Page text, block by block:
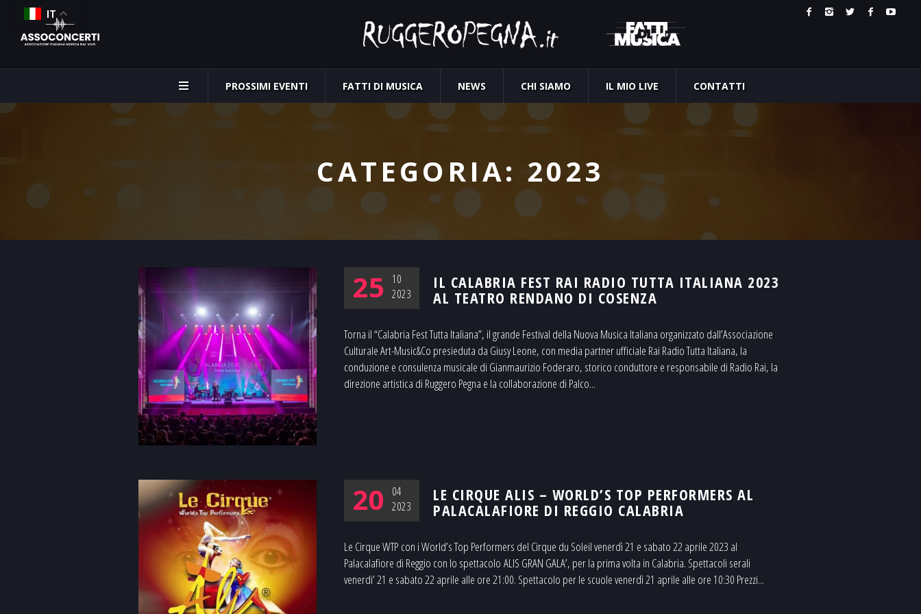
PROSSIMI EVENTI FATTI DI MUSICA NEWS CHI SIAMO IL MIO LIVE CONTATTI
CATEGORIA: 2023
25
10
2023
IL CALABRIA FEST RAI RADIO TUTTA ITALIANA 2023
AL TEATRO RENDANO DI COSENZA
Torna il “Calabria Fest Tutta Italiana”, il grande Festival della Nuova Musica Italiana organizzato dall’Associazione
Culturale Art-Music&Co presieduta da Giusy Leone, con media partner ufficiale Rai Radio Tutta Italiana, la
conduzione e consulenza musicale di Gianmaurizio Foderaro, storico conduttore e responsabile di Radio Rai, la
direzione artistica di Ruggero Pegna e la collaborazione di Palco...
20
04
2023
LE CIRQUE ALIS – WORLD’S TOP PERFORMERS AL
PALACALAFIORE DI REGGIO CALABRIA
Le Cirque WTP con i World’s Top Performers del Cirque du Soleil venerdì 21 e sabato 22 aprile 2023 al
Palacalafiore di Reggio con lo spettacolo ALIS GRAN GALA’, per la prima volta in Calabria. Spettacoli serali
venerdi’ 21 e sabato 22 aprile alle ore 21:00. Spettacolo per le scuole venerdì 21 aprile alle ore 10:30 Prezzi...
IT